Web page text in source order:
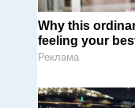
Why this
feeling your
Реклама